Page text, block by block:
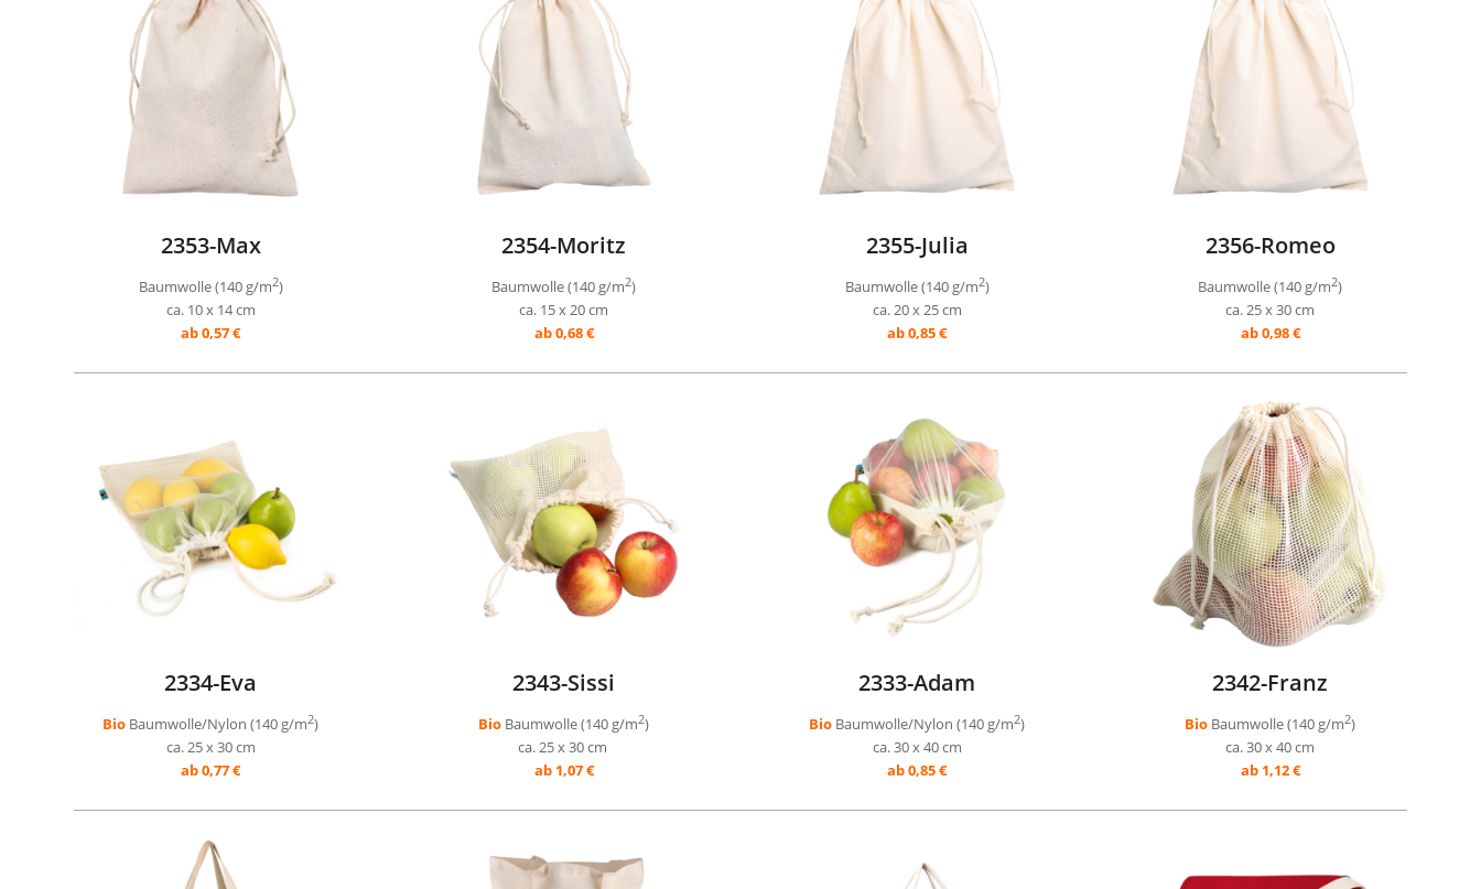
2353-Max
Baumwolle (140 g/m2)
ca. 10 x 14 cm
ab 0,57 €
2354-Moritz
Baumwolle (140 g/m2)
ca. 15 x 20 cm
ab 0,68 €
2355-Julia
Baumwolle (140 g/m2)
ca. 20 x 25 cm
ab 0,85 €
2356-Romeo
Baumwolle (140 g/m2)
ca. 25 x 30 cm
ab 0,98 €
2334-Eva
Bio Baumwolle/Nylon (140 g/m2)
ca. 25 x 30 cm
ab 0,77 €
2343-Sissi
Bio Baumwolle (140 g/m2)
ca. 25 x 30 cm
ab 1,07 €
2333-Adam
Bio Baumwolle/Nylon (140 g/m2)
ca. 30 x 40 cm
ab 0,85 €
2342-Franz
Bio Baumwolle (140 g/m2)
ca. 30 x 40 cm
ab 1,12 €